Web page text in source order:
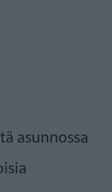
asunnossa